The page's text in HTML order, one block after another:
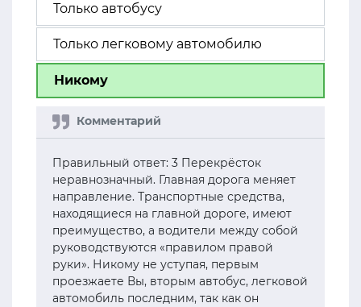
Только автобусу
Только легковому автомобилю
Никому
Правильный ответ: 3 Перекрёсток
неравнозначный. Главная дорога меняет
направление. Транспортные средства,
находящиеся на главной дороге, имеют
преимущество, а водители между собой
руководствуются «правилом правой
руки». Никому не уступая, первым
проезжаете Вы, вторым автобус, легковой
автомобиль последним, так как он